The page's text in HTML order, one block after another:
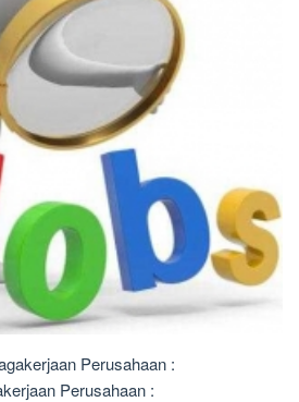
Perusahaan :
Perusahaan :